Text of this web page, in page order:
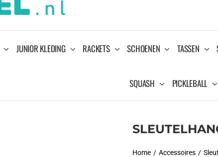
JUNIOR KLEDING RACKETS SCHOENEN TASSEN
SQUASH PICKLEBALL
Home Accessoires